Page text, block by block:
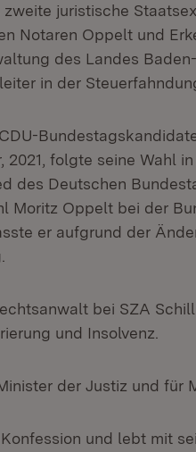
juristische
Notaren Oppelt und
des Landes
in der
folgte seine Wahl
des Deutschen
Moritz Oppelt bei der
er aufgrund der
bei SZA
und Insolvenz.
der Justiz und für
und lebt mit